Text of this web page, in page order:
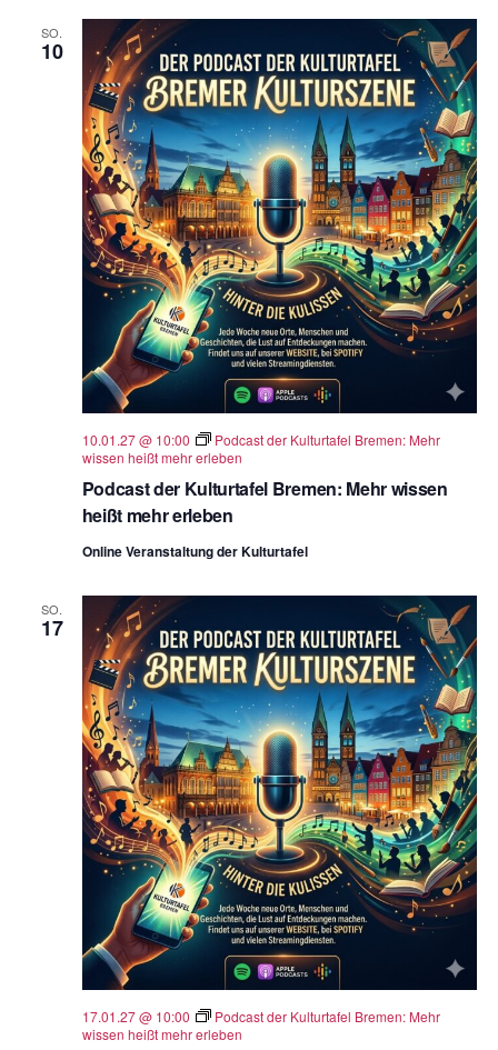
SO.
10
Podcast der Kulturtafel Bremen: Mehr wissen
heißt mehr erleben
10.01.27 @ 10:00
Podcast der Kulturtafel Bremen: Mehr
wissen heißt mehr erleben
Online Veranstaltung der Kulturtafel
SO.
17
17.01.27 @ 10:00
Podcast der Kulturtafel Bremen: Mehr
wissen heißt mehr erleben